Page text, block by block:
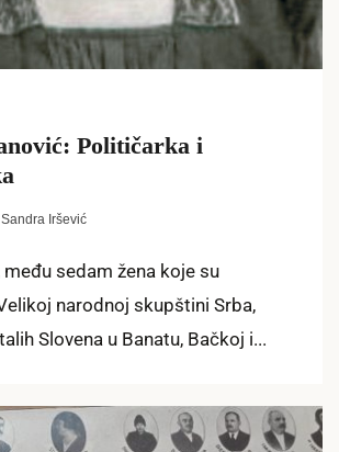
Političarka i
Sandra Iršević
sedam žena koje su
narodnoj skupštini Srba,
Slovena u Banatu, Bačkoj i...